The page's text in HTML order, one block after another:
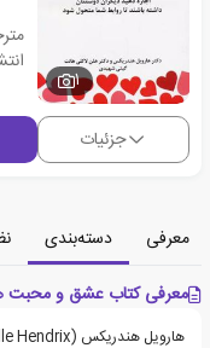
1
جزئیات
معرفی دسته‌بندی
معرفی کتاب عشق و محبت